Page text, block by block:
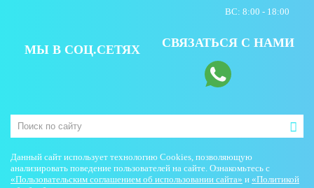
ВС: 8:00 - 18:00
МЫ В СОЦ.СЕТЯХ СВЯЗАТЬСЯ С НАМИ
Данный сайт использует технологию Cookies, позволяющую
анализировать поведение пользователей на сайте. Ознакомьтесь с
«Пользовательским соглашением об использовании сайта» и «Политикой